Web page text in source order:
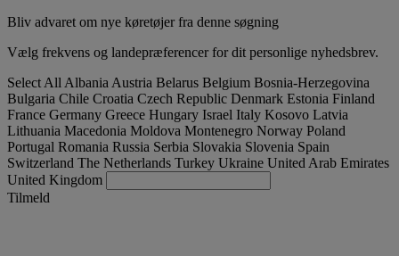
Bliv advaret om nye køretøjer fra denne søgning
Vælg frekvens og landepræferencer for dit personlige nyhedsbrev.
Select All Albania Austria Belarus Belgium Bosnia-Herzegovina
Bulgaria Chile Croatia Czech Republic Denmark Estonia Finland
France Germany Greece Hungary Israel Italy Kosovo Latvia
Lithuania Macedonia Moldova Montenegro Norway Poland
Portugal Romania Russia Serbia Slovakia Slovenia Spain
Switzerland The Netherlands Turkey Ukraine United Arab Emirates
United Kingdom
Tilmeld